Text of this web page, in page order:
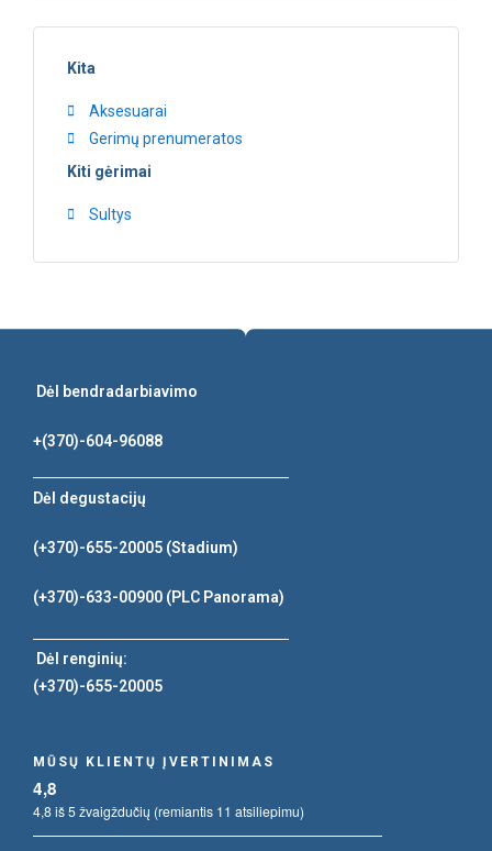
Kita
Aksesuarai
Gerimų prenumeratos
Kiti gėrimai
Sultys
Dėl bendradarbiavimo
+(370)-604-96088
Dėl degustacijų
(+370)-655-20005 (Stadium)
(+370)-633-00900 (PLC Panorama)
Dėl renginių:
(+370)-655-20005
MŪSŲ KLIENTŲ ĮVERTINIMAS
4,8
4,8 iš 5 žvaigždučių (remiantis 11 atsiliepimu)